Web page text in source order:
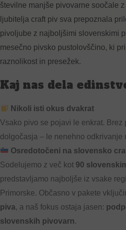
številne manjše pivovarne soočale
ljubitelja craft piv sva prepoznala
pivoljube z najboljšimi slovenskimi
mesečno pivsko pustolovščino, ki
raznolikost in presežek.
Kaj nas dela
Nikoli isti okus dvakrat
Vsako pivo se pojavi le enkrat. Brez
dolgočasja – le nenehno odkrivanje
Osredotočeni na slovensko
Sodelujemo z več kot 90
predstavljamo najboljše iz vsake
Primorske. Občasno v pakete
piva, a naš fokus ostaja jasen:
slovenskih pivovarn.